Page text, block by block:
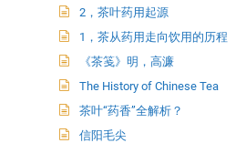
2，茶叶药用起源
1，茶从药用走向饮用的历程
《茶笺》明，高濂
The History of Chinese Tea
茶叶“药香”全解析？
信阳毛尖